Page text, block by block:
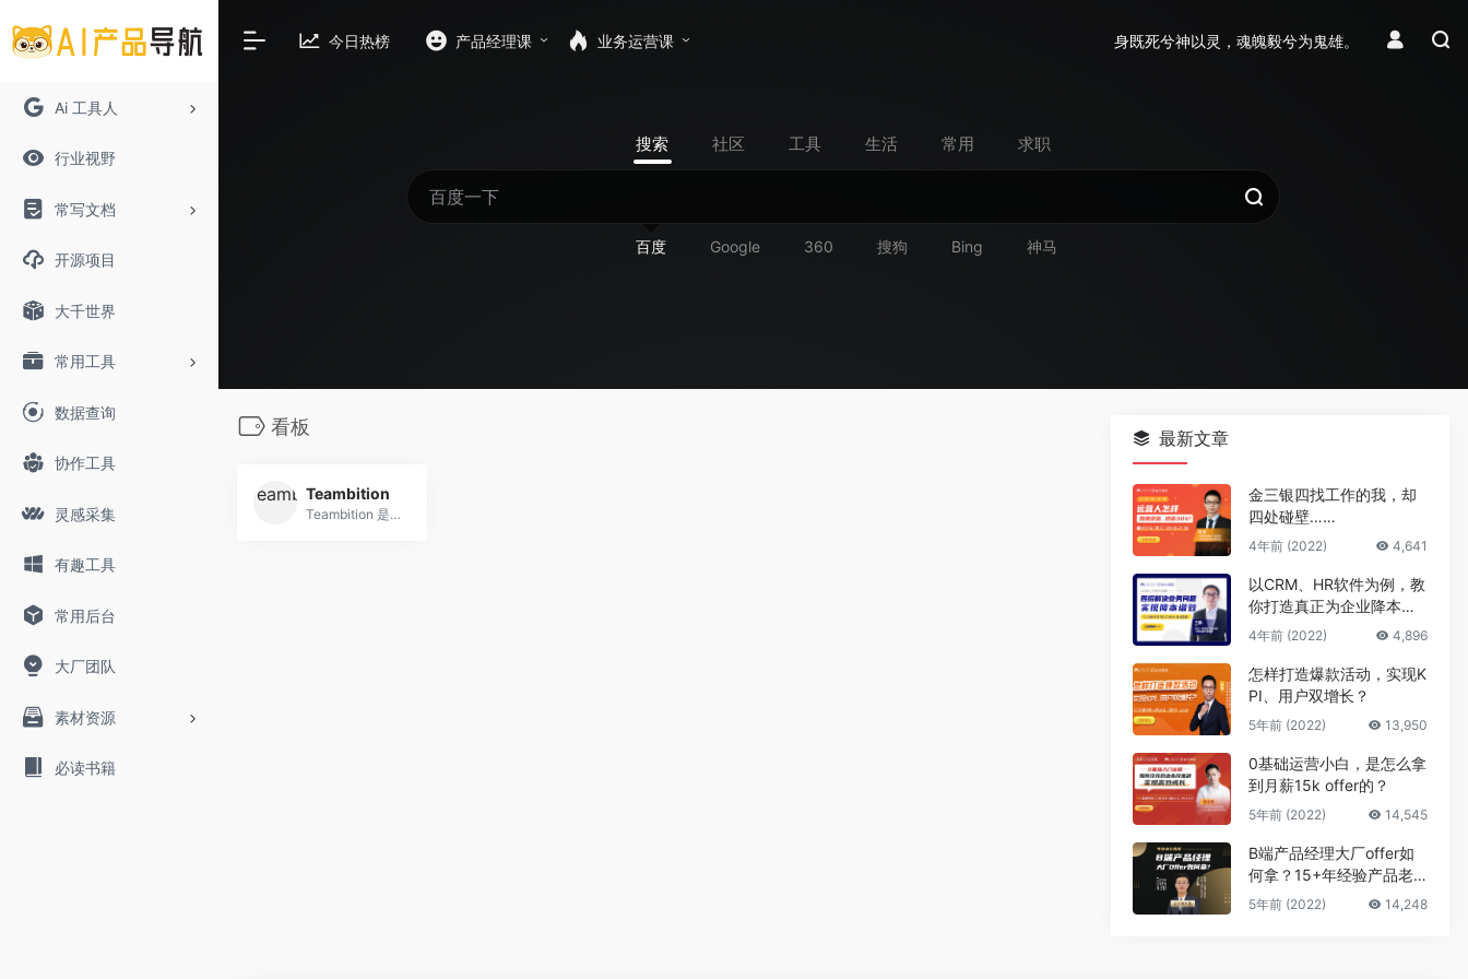
Ai 工具人
行业视野
常写文档
开源项目
大千世界
常用工具
数据查询
协作工具
灵感采集
有趣工具
常用后台
大厂团队
素材资源
必读书籍
今日热榜 产品经理课 业务运营课 身既死兮神以灵，魂魄毅兮为鬼雄。
搜索 社区 工具 生活 常用 求职
百度 Google 360 搜狗 Bing 神马
看板
Teambition
Teambition 是阿里巴巴旗下团队协作工具，以项目和任务的可视化管理来支撑企业团队协作，适合产品、研发、设计、市场、运营、销售、HR 等各类团队，让企业协同化繁为简，轻松愉悦。
最新文章
金三银四找工作的我，却
四处碰壁……
4年前 (2022) 4,641
以CRM、HR软件为例，教
你打造真正为企业降本增
效的B端产品
4年前 (2022) 4,896
怎样打造爆款活动，实现K
PI、用户双增长？
5年前 (2022) 13,950
0基础运营小白，是怎么拿
到月薪15k offer的？
5年前 (2022) 14,545
B端产品经理大厂offer如
何拿？15+年经验产品老
司机告诉你答案
5年前 (2022) 14,248